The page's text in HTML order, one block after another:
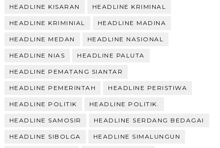
HEADLINE KISARAN HEADLINE KRIMINAL
HEADLINE KRIMINIAL HEADLINE MADINA
HEADLINE MEDAN HEADLINE NASIONAL
HEADLINE NIAS HEADLINE PALUTA
HEADLINE PEMATANG SIANTAR
HEADLINE PEMERINTAH HEADLINE PERISTIWA
HEADLINE POLITIK HEADLINE POLITIK.
HEADLINE SAMOSIR HEADLINE SERDANG BEDAGAI
HEADLINE SIBOLGA HEADLINE SIMALUNGUN